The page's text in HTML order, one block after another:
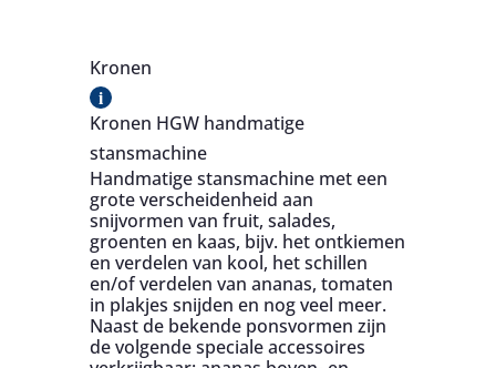
Kronen
i
Kronen HGW handmatige
stansmachine
Handmatige stansmachine met een
grote verscheidenheid aan
snijvormen van fruit, salades,
groenten en kaas, bijv. het ontkiemen
en verdelen van kool, het schillen
en/of verdelen van ananas, tomaten
in plakjes snijden en nog veel meer.
Naast de bekende ponsvormen zijn
de volgende speciale accessoires